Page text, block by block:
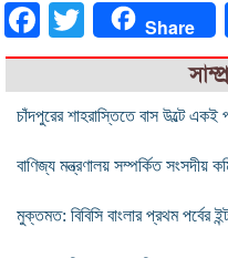
FacebookTwitter Share
চাঁদপুরের শাহরাস্তিতে বাস উল্টে
বাণিজ্য মন্ত্রণালয় সম্পর্কিত সংসদীয়
মুক্তমত: বিবিসি বাংলার প্রথম পর্বের